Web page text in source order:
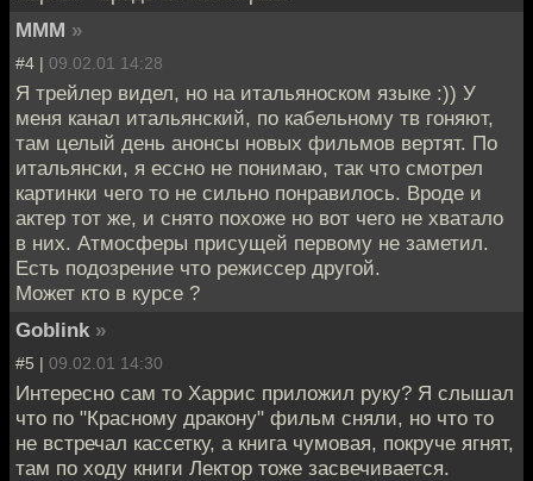
MMM »
#4 | 09.02.01 14:28
Я трейлер видел, но на итальяноском языке :)) У
меня канал итальянский, по кабельному тв гоняют,
там целый день анонсы новых фильмов вертят. По
итальянски, я ессно не понимаю, так что смотрел
картинки чего то не сильно понравилось. Вроде и
актер тот же, и снято похоже но вот чего не хватало
в них. Атмосферы присущей первому не заметил.
Есть подозрение что режиссер другой.
Может кто в курсе ?
Goblink »
#5 | 09.02.01 14:30
Интересно сам то Харрис приложил руку? Я слышал
что по "Красному дракону" фильм сняли, но что то
не встречал кассетку, а книга чумовая, покруче ягнят,
там по ходу книги Лектор тоже засвечивается.